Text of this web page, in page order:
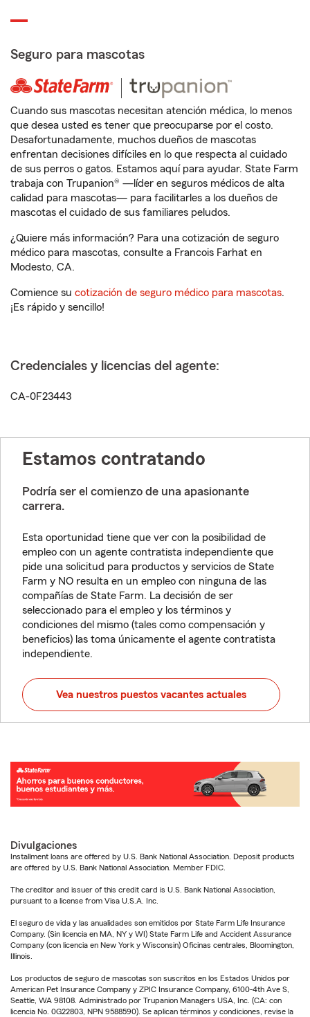
Seguro para mascotas
Cuando sus mascotas necesitan atención médica, lo menos
que desea usted es tener que preocuparse por el costo.
Desafortunadamente, muchos dueños de mascotas
enfrentan decisiones difíciles en lo que respecta al cuidado
de sus perros o gatos. Estamos aquí para ayudar. State Farm
trabaja con Trupanion® —líder en seguros médicos de alta
calidad para mascotas— para facilitarles a los dueños de
mascotas el cuidado de sus familiares peludos.
¿Quiere más información? Para una cotización de seguro
médico para mascotas, consulte a Francois Farhat en
Modesto, CA.
Comience su cotización de seguro médico para mascotas.
¡Es rápido y sencillo!
Credenciales y licencias del agente:
CA-0F23443
Estamos contratando
Podría ser el comienzo de una apasionante
carrera.
Esta oportunidad tiene que ver con la posibilidad de
empleo con un agente contratista independiente que
pide una solicitud para productos y servicios de State
Farm y NO resulta en un empleo con ninguna de las
compañías de State Farm. La decisión de ser
seleccionado para el empleo y los términos y
condiciones del mismo (tales como compensación y
beneficios) las toma únicamente el agente contratista
independiente.
Vea nuestros puestos vacantes actuales
Divulgaciones
Installment loans are offered by U.S. Bank National Association. Deposit products
are offered by U.S. Bank National Association. Member FDIC.
The creditor and issuer of this credit card is U.S. Bank National Association,
pursuant to a license from Visa U.S.A. Inc.
El seguro de vida y las anualidades son emitidos por State Farm Life Insurance
Company. (Sin licencia en MA, NY y WI) State Farm Life and Accident Assurance
Company (con licencia en New York y Wisconsin) Oficinas centrales, Bloomington,
Illinois.
Los productos de seguro de mascotas son suscritos en los Estados Unidos por
American Pet Insurance Company y ZPIC Insurance Company, 6100-4th Ave S,
Seattle, WA 98108. Administrado por Trupanion Managers USA, Inc. (CA: con
licencia No. 0G22803, NPN 9588590). Se aplican términos y condiciones, revise la